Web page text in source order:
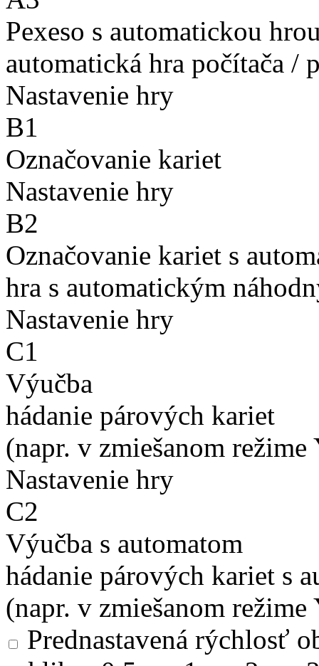
Pexeso s automatickou
automatická hra počítača /
Nastavenie hry
B1
Označovanie kariet
Nastavenie hry
B2
Označovanie kariet s
hra s automatickým
Nastavenie hry
C1
Výučba
hádanie párových kariet
(napr. v zmiešanom režime
Nastavenie hry
C2
Výučba s automatom
hádanie párových kariet s
(napr. v zmiešanom režime
Prednastavená rýchlosť